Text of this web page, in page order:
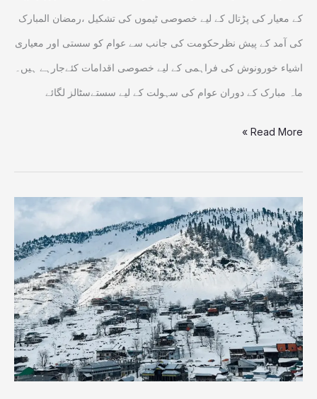
کے معیار کی پڑتال کے لیے خصوصی ٹیموں کی تشکیل ،رمضان المبارک
کی آمد کے پیش نظرحکومت کی جانب سے عوام کو سستی اور معیاری
اشیاء خورونوش کی فراہمی کے لیے خصوصی اقدامات کئےجارہے ہیں۔
ماہ مبارک کے دوران عوام کی سہولت کے لیے سستےسٹالز لگائے
تشکیل
Read More »
آزاد
کشمیر
میں
بارش،برفباری،سردی
بڑھ
گئی،بجلی
بھی
بند،عوام